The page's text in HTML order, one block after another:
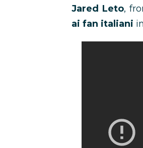
Jared Leto,
ai fan italiani